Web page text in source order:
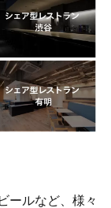
ールなど、様々